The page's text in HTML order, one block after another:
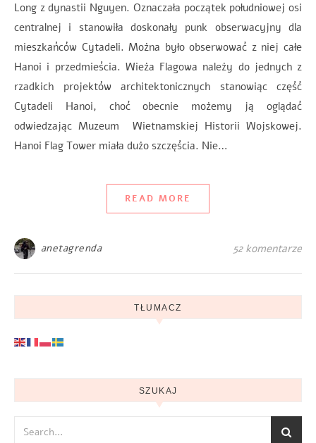
Long z dynastii Nguyen. Oznaczała początek południowej osi
centralnej i stanowiła doskonały punk obserwacyjny dla
mieszkańców Cytadeli. Można było obserwować z niej całe
Hanoi i przedmieścia. Wieża Flagowa należy do jednych z
rzadkich projektów architektonicznych stanowiąc część
Cytadeli Hanoi, choć obecnie możemy ją oglądać
odwiedzając Muzeum Wietnamskiej Historii Wojskowej.
Hanoi Flag Tower miała dużo szczęścia. ​​Nie…
READ MORE
anetagrenda 52 komentarze
TŁUMACZ
SZUKAJ